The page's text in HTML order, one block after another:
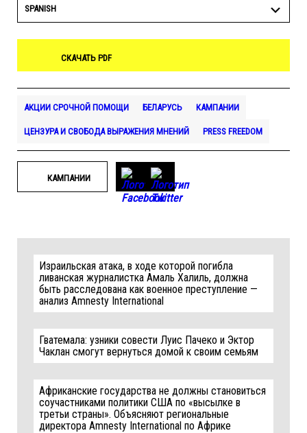
SPANISH
СКАЧАТЬ PDF
АКЦИИ СРОЧНОЙ ПОМОЩИ БЕЛАРУСЬ КАМПАНИИ
ЦЕНЗУРА И СВОБОДА ВЫРАЖЕНИЯ МНЕНИЙ PRESS FREEDOM
КАМПАНИИ
Израильская атака, в ходе которой погибла
ливанская журналистка Амаль Халиль, должна
быть расследована как военное преступление —
анализ Amnesty International
Гватемала: узники совести Луис Пачеко и Эктор
Чаклан смогут вернуться домой к своим семьям
Африканские государства не должны становиться
соучастниками политики США по «высылке в
третьи страны». Объясняют региональные
директора Amnesty International по Африке